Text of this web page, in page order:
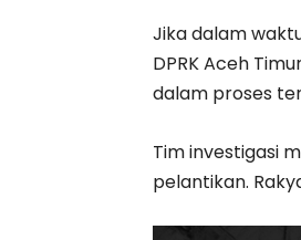
Jika dalam
DPRK Aceh
dalam proses
Tim investigasi
pelantikan.